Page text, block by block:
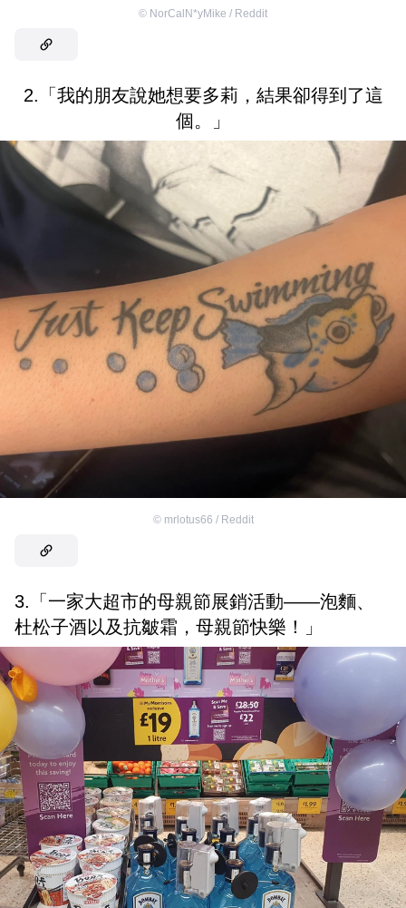
© NorCalN*yMike / Reddit
2.「我的朋友說她想要多莉，結果卻得到了這
個。」
© mrlotus66 / Reddit
3.「一家大超市的母親節展銷活動——泡麵、
杜松子酒以及抗皺霜，母親節快樂！」